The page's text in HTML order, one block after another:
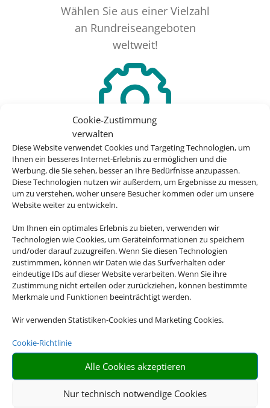
Cookie-Zustimmung
verwalten
Diese Website verwendet Cookies und Targeting Technologien, um
Ihnen ein besseres Internet-Erlebnis zu ermöglichen und die
Werbung, die Sie sehen, besser an Ihre Bedürfnisse anzupassen.
Diese Technologien nutzen wir außerdem, um Ergebnisse zu messen,
um zu verstehen, woher unsere Besucher kommen oder um unsere
Website weiter zu entwickeln.
Um Ihnen ein optimales Erlebnis zu bieten, verwenden wir
Technologien wie Cookies, um Geräteinformationen zu speichern
und/oder darauf zuzugreifen. Wenn Sie diesen Technologien
zustimmmen, können wir Daten wie das Surfverhalten oder
eindeutige IDs auf dieser Website verarbeiten. Wenn Sie ihre
Zustimmung nicht erteilen oder zurückziehen, können bestimmte
Merkmale und Funktionen beeinträchtigt werden.
Wir verwenden Statistiken-Cookies und Marketing Cookies.
Cookie-Richtlinie
Alle Cookies akzeptieren
Nur technisch notwendige Cookies
Wählen Sie aus einer Vielzahl
an Rundreiseangeboten
weltweit!
Veranstalterhotels stehen in
der Regel für ein hohes Maß
an Qualität.